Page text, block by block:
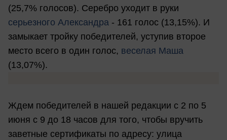
(25,7% голосов). Серебро уходит в руки
серьезного Александра - 161 голос (13,15%). И
замыкает тройку победителей, уступив второе
место всего в один голос, веселая Маша
(13,07%).
Ждем победителей в нашей редакции с 2 по 5
июня с 9 до 18 часов для того, чтобы вручить
заветные сертификаты по адресу: улица